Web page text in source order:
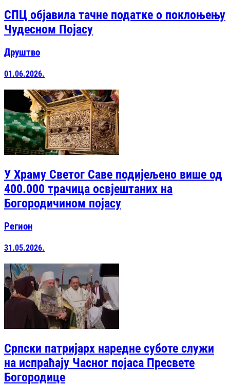
СПЦ објавила тачне податке о поклоњењу
Чудесном Појасу
Друштво
01.06.2026.
У Храму Светог Саве подијељено више од
400.000 трачица освјештаних на
Богородичином појасу
Регион
31.05.2026.
Српски патријарх наредне суботе служи
на испраћају Часног појаса Пресвете
Богородице